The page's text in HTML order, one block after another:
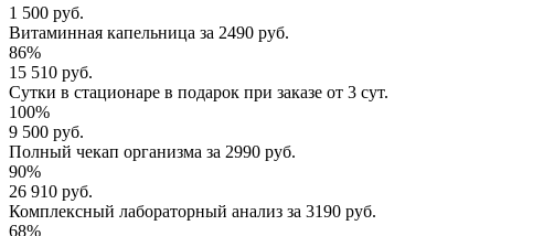
1 500 руб.
Витаминная капельница за 2490 руб.
86%
15 510 руб.
Сутки в стационаре в подарок при заказе от 3 сут.
100%
9 500 руб.
Полный чекап организма за 2990 руб.
90%
26 910 руб.
Комплексный лабораторный анализ за 3190 руб.
68%